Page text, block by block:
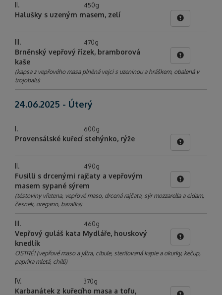
II. 450g
Halušky s uzeným masem, zelí
III. 470g
Brněnský vepřový řízek, bramborová
kaše
(kapsa z vepřového masa plněná vejci s uzeninou a hráškem, obalená v
trojobalu)
24.06.2025 - Úterý
I. 600g
Provensálské kuřecí stehýnko, rýže
II. 490g
Fusilli s drcenými rajčaty a vepřovým
masem sypané sýrem
(těstoviny vřetena, vepřové maso, drcená rajčata, sýr mozzarella a eidam,
česnek, oregano, bazalka)
III. 460g
Vepřový guláš kata Mydláře, houskový
knedlík
OSTRÉ! (vepřové maso a játra, cibule, sterilovaná kapie a okurky, kečup,
paprika mletá, chilli)
IV. 370g
Karbanátek z kuřecího masa a tofu,